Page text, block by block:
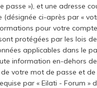
passe »), et une adresse
(désignée ci-après par «
pour votre
protégées par les lois de
applicables dans le
information en-dehors
de votre mot de passe et
par « Eilati - Forum »